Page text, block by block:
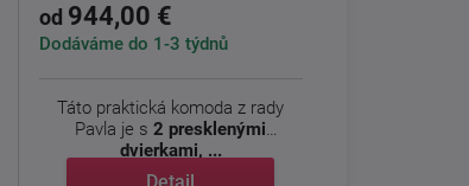
od 944,00 €
Dodáváme do 1-3 týdnů
Táto praktická komoda z rady
Pavla je s2 presklenými
dvierkami, ...